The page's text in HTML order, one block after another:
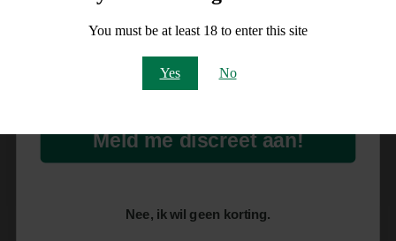
You must be at least 18 to enter this site
Yes No
op je order!
Meld me discreet aan!
Nee, ik wil geen korting.